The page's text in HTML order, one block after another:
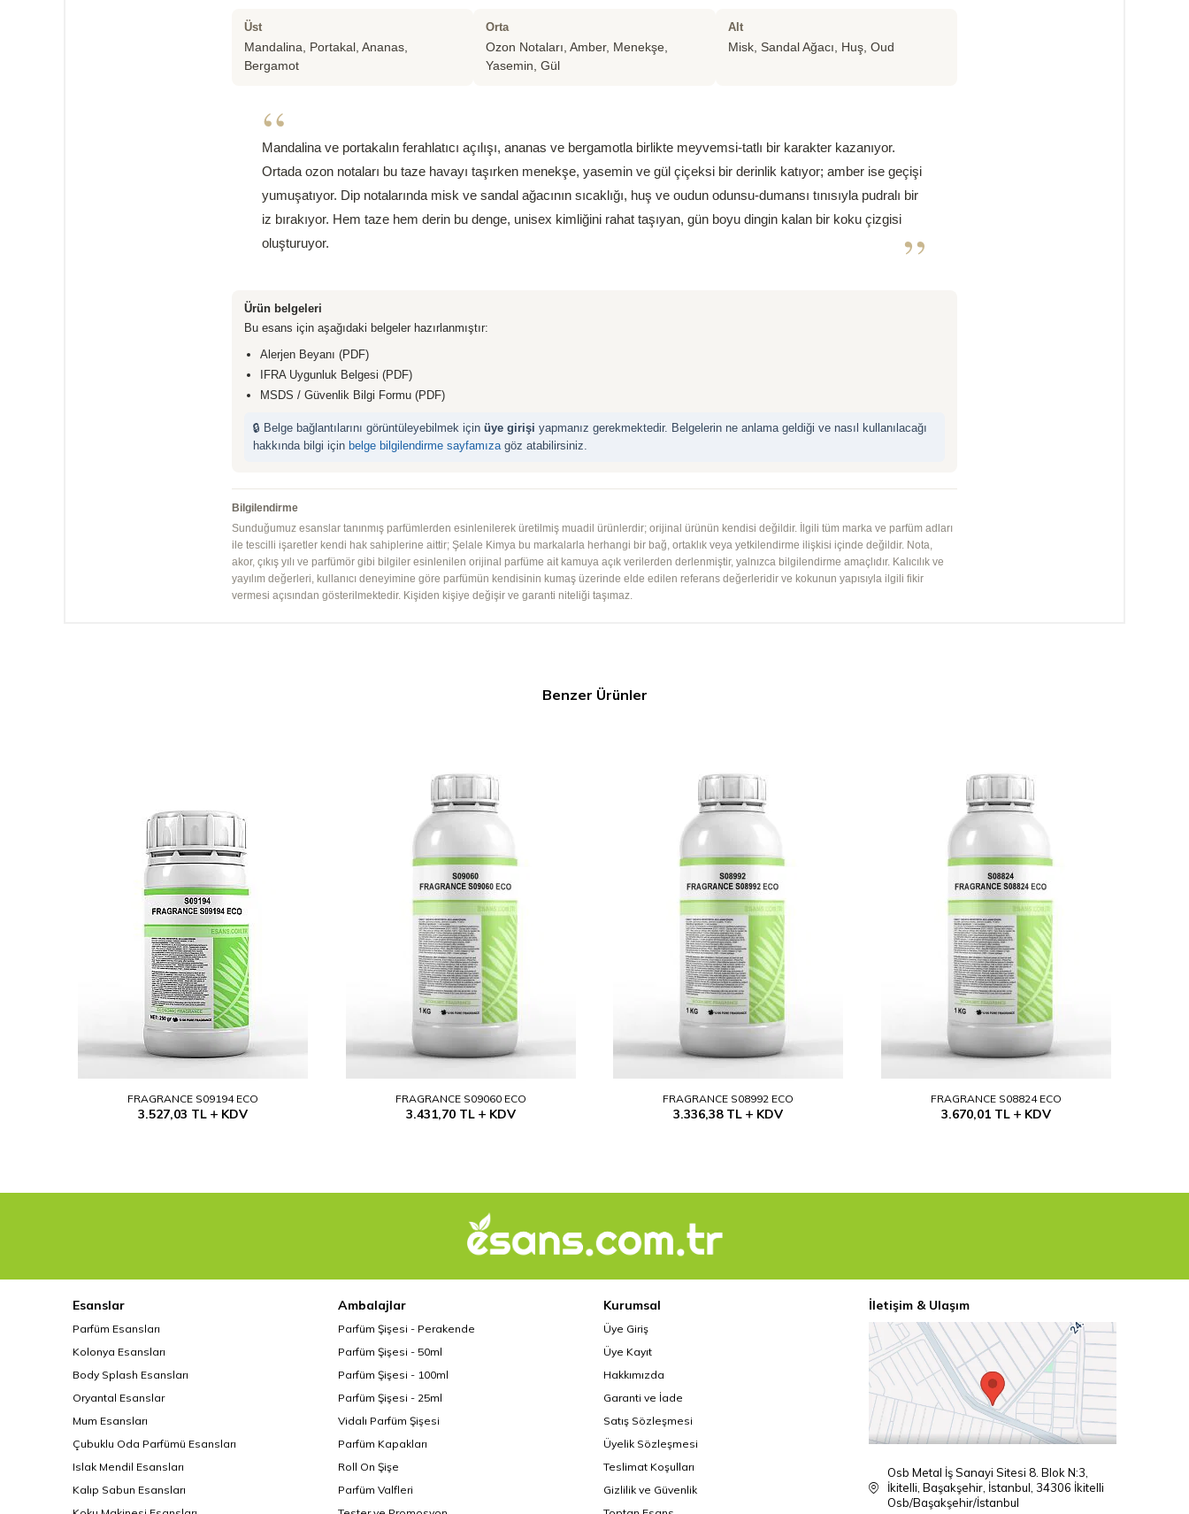
Üst
Mandalina, Portakal, Ananas,
Bergamot
Orta
Ozon Notaları, Amber, Menekşe,
Yasemin, Gül
Alt
Misk, Sandal Ağacı, Huş, Oud
“
Mandalina ve portakalın ferahlatıcı açılışı, ananas ve bergamotla birlikte meyvemsi-tatlı bir karakter kazanıyor.
Ortada ozon notaları bu taze havayı taşırken menekşe, yasemin ve gül çiçeksi bir derinlik katıyor; amber ise geçişi
yumuşatıyor. Dip notalarında misk ve sandal ağacının sıcaklığı, huş ve oudun odunsu-dumansı tınısıyla pudralı bir
iz bırakıyor. Hem taze hem derin bu denge, unisex kimliğini rahat taşıyan, gün boyu dingin kalan bir koku çizgisi
oluşturuyor.
”
Ürün belgeleri
Bu esans için aşağıdaki belgeler hazırlanmıştır:
Alerjen Beyanı (PDF)
IFRA Uygunluk Belgesi (PDF)
MSDS / Güvenlik Bilgi Formu (PDF)
🔒 Belge bağlantılarını görüntüleyebilmek için üye girişi yapmanız gerekmektedir. Belgelerin ne anlama geldiği ve nasıl kullanılacağı
hakkında bilgi için belge bilgilendirme sayfamızagöz atabilirsiniz.
Bilgilendirme
Sunduğumuz esanslar tanınmış parfümlerden esinlenilerek üretilmiş muadil ürünlerdir; orijinal ürünün kendisi değildir. İlgili tüm marka ve parfüm adları
ile tescilli işaretler kendi hak sahiplerine aittir; Şelale Kimya bu markalarla herhangi bir bağ, ortaklık veya yetkilendirme ilişkisi içinde değildir. Nota,
akor, çıkış yılı ve parfümör gibi bilgiler esinlenilen orijinal parfüme ait kamuya açık verilerden derlenmiştir, yalnızca bilgilendirme amaçlıdır. Kalıcılık ve
yayılım değerleri, kullanıcı deneyimine göre parfümün kendisinin kumaş üzerinde elde edilen referans değerleridir ve kokunun yapısıyla ilgili fikir
vermesi açısından gösterilmektedir. Kişiden kişiye değişir ve garanti niteliği taşımaz.
Benzer Ürünler
FRAGRANCE S09194 ECO
3.527,03 TL KDV
FRAGRANCE S09060 ECO
3.431,70TL KDV
FRAGRANCE S08992 ECO
3.336,38TL KDV
FRAGRANCE S08824 ECO
3.670,01TL KDV
Esanslar
Parfüm Esansları
Kolonya Esansları
Body Splash Esansları
Oryantal Esanslar
Mum Esansları
Çubuklu Oda Parfümü Esansları
Islak Mendil Esansları
Kalıp Sabun Esansları
Ambalajlar
Parfüm Şişesi - Perakende
Parfüm Şişesi - 50ml
Parfüm Şişesi - 100ml
Parfüm Şişesi - 25ml
Vidalı Parfüm Şişesi
Parfüm Kapakları
Roll On Şişe
Parfüm Valfleri
Kurumsal
Üye Giriş
Üye Kayıt
Hakkımızda
Garanti ve İade
Satış Sözleşmesi
Üyelik Sözleşmesi
Teslimat Koşulları
Gizlilik ve Güvenlik
İletişim & Ulaşım
Osb Metal İş Sanayi Sitesi 8. Blok N:3,
İkitelli, Başakşehir, İstanbul, 34306 İkitelli
Osb/Başakşehir/İstanbul